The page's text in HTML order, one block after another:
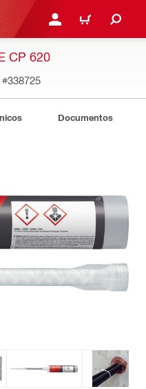
INICIE SESIÓN O
CARRITO
CP 620
#338725
Documentos